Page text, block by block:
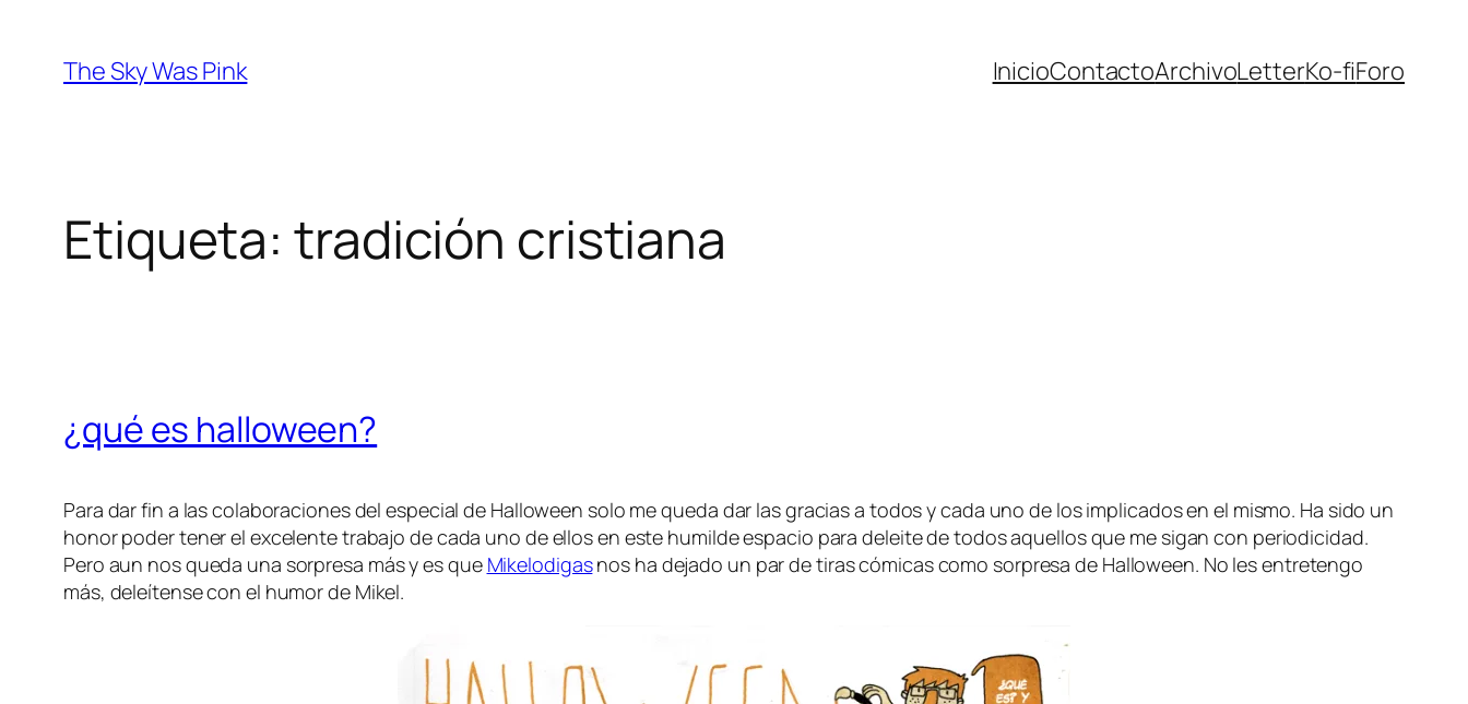
contenido
The Sky Was Pink InicioContactoArchivoLetterKo-fiForo
Etiqueta: tradición cristiana
¿qué es halloween?
Para dar fin a las co­la­bo­ra­cio­nes del es­pe­cial de Halloween so­lo me que­da dar las gra­cias a to­dos y ca­da uno de los im­pli­ca­dos en el mis­mo. Ha si­do un
ho­nor po­der te­ner el ex­ce­len­te tra­ba­jo de ca­da uno de ellos en es­te hu­mil­de es­pa­cio pa­ra de­lei­te de to­dos aque­llos que me si­gan con pe­rio­di­ci­dad.
Pero aun nos que­da una sor­pre­sa más y es que Mikelodigasnos ha de­ja­do un par de ti­ras có­mi­cas co­mo sor­pre­sa de Halloween. No les en­tre­ten­go
más, de­leí­ten­se con el hu­mor de Mikel.